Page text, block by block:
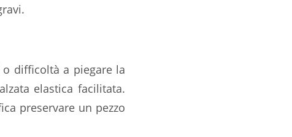
difficoltà a piegare la
elastica facilitata.
preservare un pezzo